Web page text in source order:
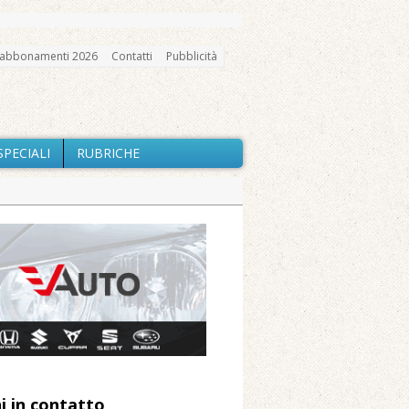
2026 Contatti Pubblicità
RUBRICHE
Barone
prestazioni
tra le Chiese di Vercelli e